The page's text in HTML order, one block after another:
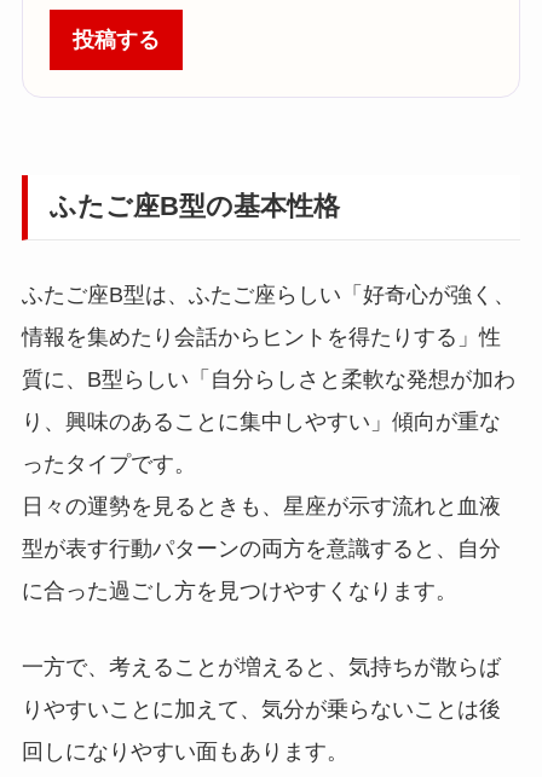
投稿する
ふたご座B型の基本性格
ふたご座B型は、ふたご座らしい「好奇心が強く、
情報を集めたり会話からヒントを得たりする」性
質に、B型らしい「自分らしさと柔軟な発想が加わ
り、興味のあることに集中しやすい」傾向が重な
ったタイプです。
日々の運勢を見るときも、星座が示す流れと血液
型が表す行動パターンの両方を意識すると、自分
に合った過ごし方を見つけやすくなります。
一方で、考えることが増えると、気持ちが散らば
りやすいことに加えて、気分が乗らないことは後
回しになりやすい面もあります。